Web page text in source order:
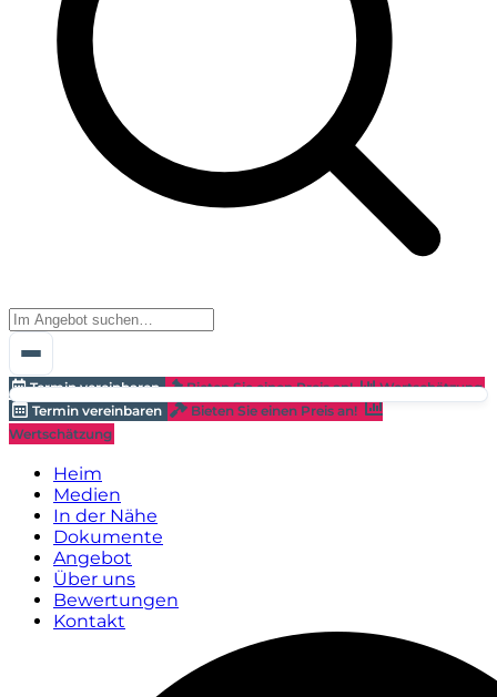
Termin vereinbaren Bieten Sie einen Preis an!
Wertschätzung
Termin vereinbaren
Bieten Sie einen Preis an!
Wertschätzung
Heim
Medien
In der Nähe
Dokumente
Angebot
Über uns
Bewertungen
Kontakt